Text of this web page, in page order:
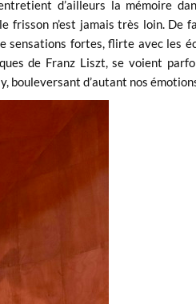
d’ailleurs la mémoire
frisson n’est jamais très loin. De
sensations fortes, flirte avec les
de Franz Liszt, se voient
bouleversant d’autant nos